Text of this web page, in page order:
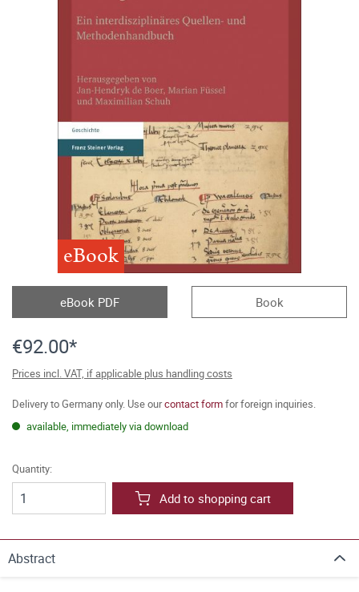
eBook
eBook PDF Book
€92.00*
Prices incl. VAT, if applicable plus handling costs
Delivery to Germany only. Use ourcontact formfor foreign inquiries.
available, immediately via download
Quantity:
Add to shopping cart
Abstract